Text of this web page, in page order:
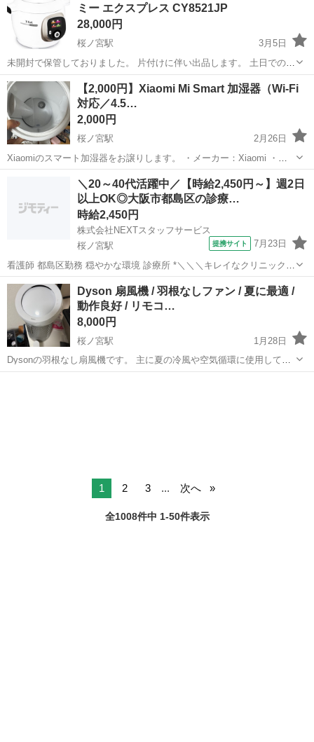
ミー エクスプレス CY8521JP
28,000円
桜ノ宮駅
3月5日
未開封で保管しておりました。 片付けに伴い出品します。 土日での取
引が主になるかと思います。 まとめて購入しましたが、部屋がキャパ
オーバーとなり出品します。 桜ノ宮駅近辺のお取引お願いします。 詳
細は決定後にお伝えします...
大阪 大阪市 桜ノ宮駅 ティファール
【2,000円】Xiaomi Mi Smart 加湿器（Wi-Fi
対応／4.5…
2,000円
桜ノ宮駅
2月26日
Xiaomiのスマート加湿器をお譲りします。 ・メーカー：Xiaomi ・モ
デル：Mi Smart Antibacterial Humidifier ・容量：4.5L ・機能：Wi-Fi対
応（アプリ連動可） ...
桜ノ宮駅 季節、空調家電 Xiaomi
＼20～40代活躍中／【時給2,450円～】週2日
以上OK◎大阪市都島区の診療…
時給2,450円
株式会社NEXTスタッフサービス
桜ノ宮駅
提携サイト 7月23日
看護師 都島区勤務 穏やかな環境 診療所 *＼＼＼キレイなクリニックで
働こう!///* ⭐高収入&働きやすさ重視のお仕事探し ⭐週2日～/平日のみ/
曜日固定/残業なし等、ご希望をお聞かせください ⭐即日勤務OK/20～
5...
大阪 桜ノ宮駅 看護師
Dyson 扇風機 / 羽根なしファン / 夏に最適 /
動作良好 / リモコ…
8,000円
桜ノ宮駅
1月28日
Dysonの羽根なし扇風機です。 主に夏の冷風や空気循環に使用してい
ました。 羽根がないため、小さなお子さまがいるご家庭でも比較的安
1 2 3 ... 次へ
全1008件中 1-50件表示